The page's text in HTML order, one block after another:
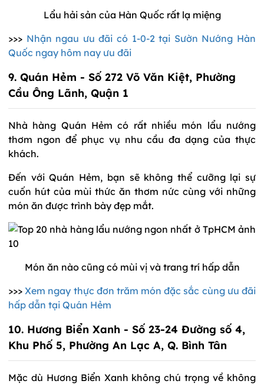
Lẩu hải sản của Hàn Quốc rất lạ miệng
>>> Nhận ngau ưu đãi có 1-0-2 tại Sườn Nướng Hàn
Quốc ngay hôm nay ưu đãi
9. Quán Hẻm - Số 272 Võ Văn Kiệt, Phường
Cầu Ông Lãnh, Quận 1
Nhà hàng Quán Hẻm có rất nhiều món lẩu nướng
thơm ngon để phục vụ nhu cầu đa dạng của thực
khách.
Đến với Quán Hẻm, bạn sẽ không thể cưỡng lại sự
cuốn hút của mùi thức ăn thơm nức cùng với những
món ăn được trình bày đẹp mắt.
Món ăn nào cũng có mùi vị và trang trí hấp dẫn
>>> Xem ngay thực đơn trăm món đặc sắc cùng ưu đãi
hấp dẫn tại Quán Hẻm
10. Hương Biển Xanh - Số 23-24 Đường số 4,
Khu Phố 5, Phường An Lạc A, Q. Bình Tân
Mặc dù Hương Biển Xanh không chú trọng về không